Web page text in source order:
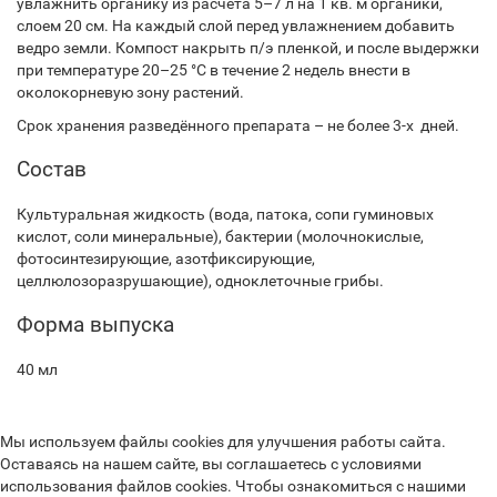
слоем 20 см. На каждый слой перед увлажнением добавить
ведро земли. Компост накрыть п/э пленкой, и после выдержки
при температуре 20–25 °С в течение 2 недель внести в
околокорневую зону растений.
Срок хранения разведённого препарата – не более 3-х дней.
Состав
Культуральная жидкость (вода, патока, сопи гуминовых
кислот, соли минеральные), бактерии (молочнокислые,
фотосинтезирующие, азотфиксирующие,
целлюлозоразрушающие), одноклеточные грибы.
Форма выпуска
40 мл
Мы используем файлы cookies для улучшения работы сайта.
Оставаясь на нашем сайте, вы соглашаетесь с условиями
использования файлов cookies. Чтобы ознакомиться с нашими